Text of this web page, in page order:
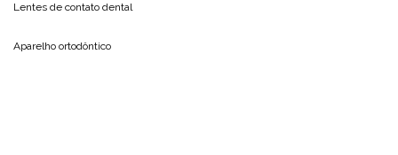
Lentes de contato dental
Aparelho ortodôntico